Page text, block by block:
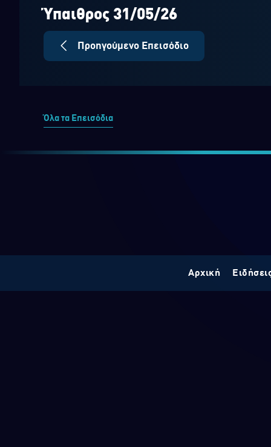
Ύπαιθρος 31/05/26
Προηγούμενο Επεισόδιο
Όλα τα Επεισόδια
Αρχική